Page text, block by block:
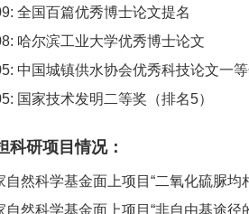
全国百篇优秀博士论文提名
哈尔滨工业大学优秀博士论文
中国城镇供水协会优秀科技论文一
国家技术发明二等奖（排名5）
科研项目情况：
自然科学基金面上项目“二氧化硫脲
自然科学基金面上项目“非自由基途